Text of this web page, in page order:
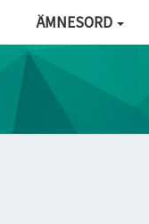
ÄMNESORD